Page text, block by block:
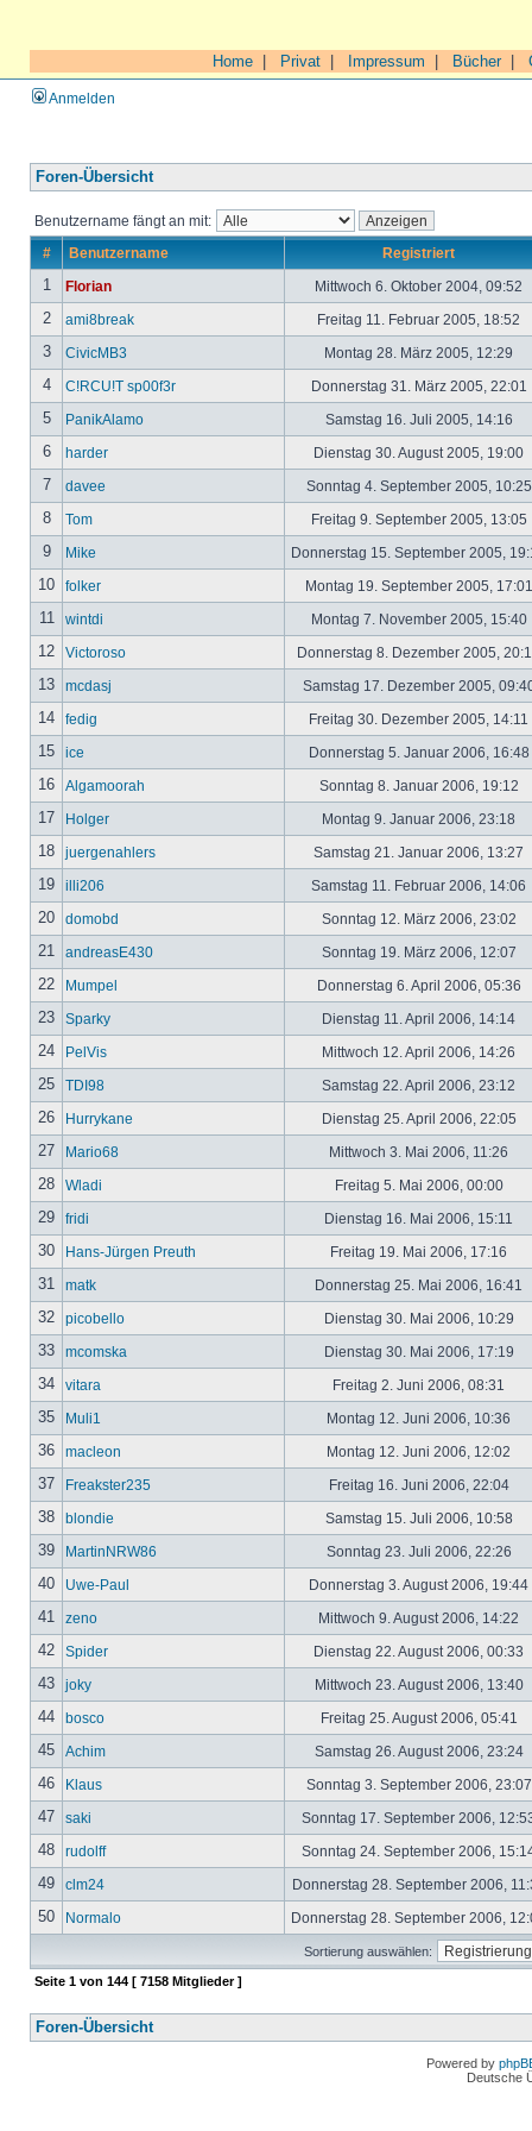
Home Privat Impressum Bücher|
Anmelden
Foren-Übersicht
Benutzername fängt an mit:
# Benutzername Registriert
1 Florian Mittwoch 6. Oktober 2004, 09:52
2 ami8break Freitag 11. Februar 2005, 18:52
3 CivicMB3 Montag 28. März 2005, 12:29
4 C!RCU!T sp00f3r Donnerstag 31. März 2005, 22:01
5 PanikAlamo Samstag 16. Juli 2005, 14:16
6 harder Dienstag 30. August 2005, 19:00
7 davee Sonntag 4. September 2005,
8 Tom Freitag 9. September 2005, 13:05
9 Mike Donnerstag 15. September 2005,
10 folker Montag 19. September 2005,
11 wintdi Montag 7. November 2005, 15:40
12 Victoroso Donnerstag 8. Dezember 2005,
13 mcdasj Samstag 17. Dezember 2005,
14 fedig Freitag 30. Dezember 2005, 14:11
15 ice Donnerstag 5. Januar 2006, 16:48
16 Algamoorah Sonntag 8. Januar 2006, 19:12
17 Holger Montag 9. Januar 2006, 23:18
18 juergenahlers Samstag 21. Januar 2006, 13:27
19 illi206 Samstag 11. Februar 2006, 14:06
20 domobd Sonntag 12. März 2006, 23:02
21 andreasE430 Sonntag 19. März 2006, 12:07
22 Mumpel Donnerstag 6. April 2006, 05:36
23 Sparky Dienstag 11. April 2006, 14:14
24 PelVis Mittwoch 12. April 2006, 14:26
25 TDI98 Samstag 22. April 2006, 23:12
26 Hurrykane Dienstag 25. April 2006, 22:05
27 Mario68 Mittwoch 3. Mai 2006, 11:26
28 Wladi Freitag 5. Mai 2006, 00:00
29 fridi Dienstag 16. Mai 2006, 15:11
30 Hans-Jürgen Preuth Freitag 19. Mai 2006, 17:16
31 matk Donnerstag 25. Mai 2006, 16:41
32 picobello Dienstag 30. Mai 2006, 10:29
33 mcomska Dienstag 30. Mai 2006, 17:19
34 vitara Freitag 2. Juni 2006, 08:31
35 Muli1 Montag 12. Juni 2006, 10:36
36 macleon Montag 12. Juni 2006, 12:02
37 Freakster235 Freitag 16. Juni 2006, 22:04
38 blondie Samstag 15. Juli 2006, 10:58
39 MartinNRW86 Sonntag 23. Juli 2006, 22:26
40 Uwe-Paul Donnerstag 3. August 2006, 19:44
41 zeno Mittwoch 9. August 2006, 14:22
42 Spider Dienstag 22. August 2006, 00:33
43 joky Mittwoch 23. August 2006, 13:40
44 bosco Freitag 25. August 2006, 05:41
45 Achim Samstag 26. August 2006, 23:24
46 Klaus Sonntag 3. September 2006,
47 saki Sonntag 17. September 2006,
48 rudolff Sonntag 24. September 2006,
49 clm24 Donnerstag 28. September 2006,
50 Normalo Donnerstag 28. September 2006,
Sortierung auswählen:
Seite 1 von 144 [ 7158 Mitglieder ]
Foren-Übersicht
Powered by
Deutsche